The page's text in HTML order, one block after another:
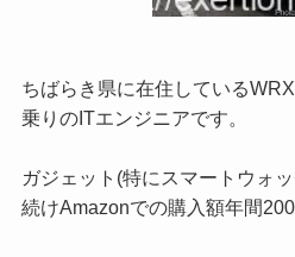
ちばらき県に在住している
乗りのITエンジニアです。
ガジェット(特にスマートウォ
続けAmazonでの購入額年間200